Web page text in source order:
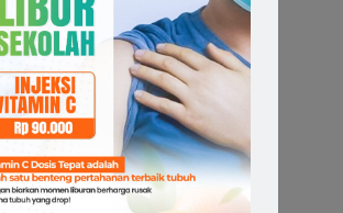
badan yang cepat
disertai ketosis
non ketotik
asidosis laktat
OHO dosis hampir maksimal